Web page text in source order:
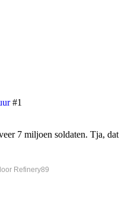
#1
7 miljoen soldaten. Tja, dat
Refinery89